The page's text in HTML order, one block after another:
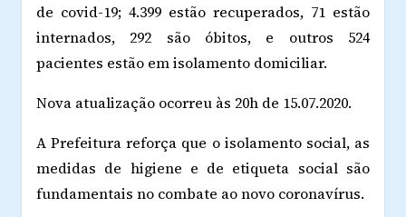
de covid-19; 4.399 estão recuperados, 71 estão
internados, 292 são óbitos, e outros 524
pacientes estão em isolamento domiciliar.
Nova atualização ocorreu às 20h de 15.07.2020.
A Prefeitura reforça que o isolamento social, as
medidas de higiene e de etiqueta social são
fundamentais no combate ao novo coronavírus.